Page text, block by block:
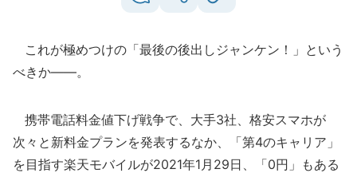
これが極めつけの「最後の後出しジャンケン！」という
べきか――。
携帯電話料金値下げ戦争で、大手3社、格安スマホが
次々と新料金プランを発表するなか、「第4のキャリア」
を目指す楽天モバイルが2021年1月29日、「0円」もある